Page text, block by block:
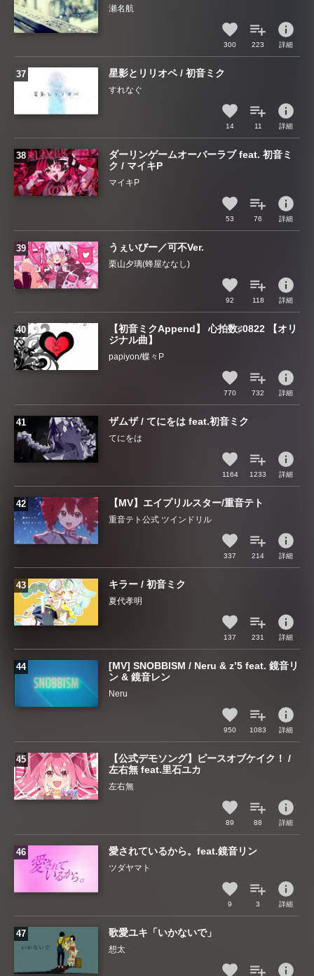
瀬名航
300 223
info
詳細
星影とリリオペ / 初音ミク
すれなぐ
14 11
info
詳細
ダーリンゲームオーバーラブ feat. 初音ミ
ク / マイキP
マイキP
53 76
info
詳細
うぇいびー／可不Ver.
栗山夕璃(蜂屋ななし)
92 118
info
詳細
【初音ミクAppend】 心拍数♯0822 【オリ
ジナル曲】
papiyon/蝶々P
770 732
info
詳細
ザムザ / てにをは feat.初音ミク
てにをは
1164 1233
info
詳細
【MV】エイプリルスター/重音テト
重音テト公式 ツインドリル
337 214
info
詳細
キラー / 初音ミク
夏代孝明
137 231
info
詳細
[MV] SNOBBISM / Neru & z’5 feat. 鏡音リ
ン & 鏡音レン
Neru
950 1083
info
詳細
【公式デモソング】ピースオブケイク！ /
左右無 feat.里石ユカ
左右無
89 88
info
詳細
愛されているから。feat.鏡音リン
ツダヤマト
9 3
info
詳細
歌愛ユキ「いかないで」
想太
info